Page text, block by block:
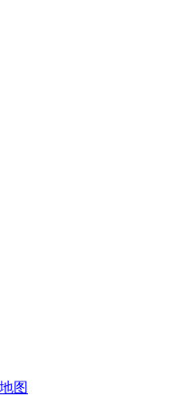
图